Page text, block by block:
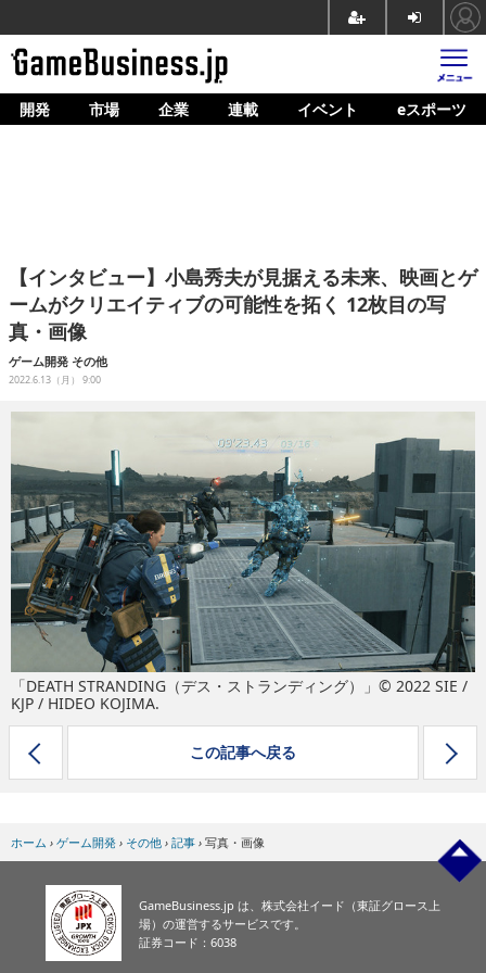
ホーム
企業動向
人材育成
産業政策
イベント/セミナー
eスポーツ
開発 市場 企業 連載 イベント eスポーツ
【インタビュー】小島秀夫が見据える未来、映画とゲ
ームがクリエイティブの可能性を拓く 12枚目の写
真・画像
ゲーム開発 その他
2022.6.13（月） 9:00
「DEATH STRANDING（デス・ストランディング）」© 2022 SIE /
KJP / HIDEO KOJIMA.
この記事へ戻る
ホーム › ゲーム開発 › その他 › 記事 › 写真・画像
GameBusiness.jp は、株式会社イード（東証グロース上
場）の運営するサービスです。
証券コード：6038